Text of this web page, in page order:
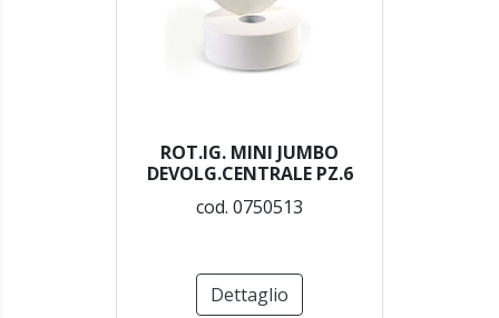
ROT.IG. MINI JUMBO
DEVOLG.CENTRALE PZ.6
cod. 0750513
Dettaglio